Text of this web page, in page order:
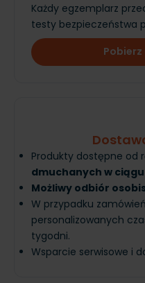
Każdy egzemplarz
testy bezpieczeństwa
Produkty dostępne od
dmuchanych w
Możliwy odbiór
W przypadku
personalizowanych
tygodni.
Wsparcie serwisowe i